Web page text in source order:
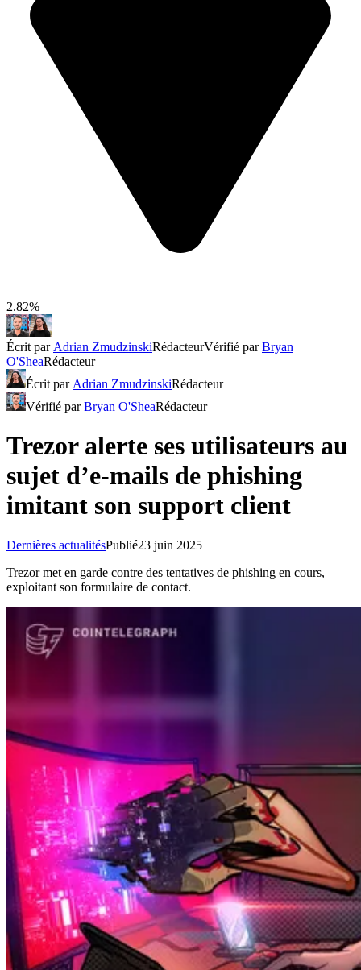
2.82%
Écrit par Adrian ZmudzinskiRédacteurVérifié parBryan
O'SheaRédacteur
Écrit par Adrian ZmudzinskiRédacteur
Vérifié parBryan O'SheaRédacteur
Trezor alerte ses utilisateurs au
sujet d’e-mails de phishing
imitant son support client
Dernières actualitésPublié23 juin 2025
Trezor met en garde contre des tentatives de phishing en cours,
exploitant son formulaire de contact.